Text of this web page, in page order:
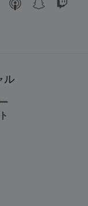
ル